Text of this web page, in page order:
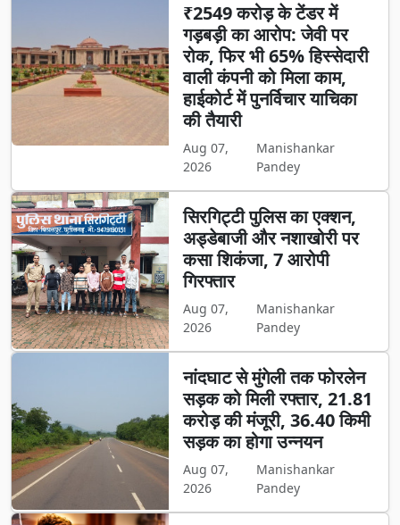
₹2549 करोड़ के टेंडर में
गड़बड़ी का आरोप: जेवी पर
रोक, फिर भी 65% हिस्सेदारी
वाली कंपनी को मिला काम,
हाईकोर्ट में पुनर्विचार याचिका
की तैयारी
Aug 07,
2026
Manishankar
Pandey
सिरगिट्टी पुलिस का एक्शन,
अड्डेबाजी और नशाखोरी पर
कसा शिकंजा, 7 आरोपी
गिरफ्तार
Aug 07,
2026
Manishankar
Pandey
नांदघाट से मुंगेली तक फोरलेन
सड़क को मिली रफ्तार, 21.81
करोड़ की मंजूरी, 36.40 किमी
सड़क का होगा उन्नयन
Aug 07,
2026
Manishankar
Pandey